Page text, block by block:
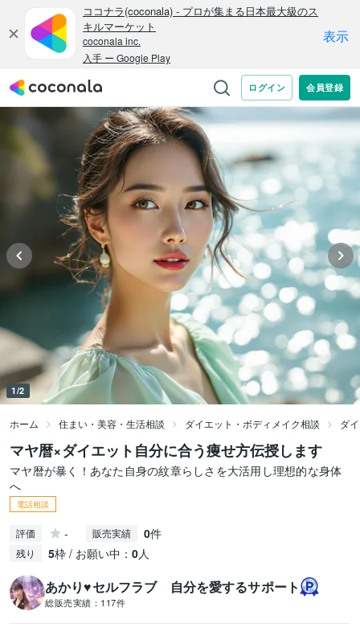
1/2
ホーム 住まい・美容・生活相談 ダイエット・ボディメイク相談 ダ
マヤ暦×ダイエット自分に合う痩せ方伝授します
マヤ暦が暴く！あなた自身の紋章らしさを大活用し理想的な身体
へ
電話相談
評価 - 販売実績 0件
残り 5枠 / お願い中： 0人
あかり♥セルフラブ 自分を愛するサポート
総販売実績： 117件